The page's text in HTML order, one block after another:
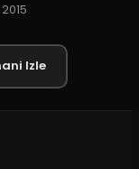
2015
Izle